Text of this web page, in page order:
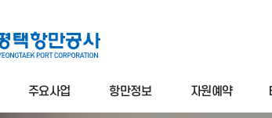
주요사업 항만정보 자원예약